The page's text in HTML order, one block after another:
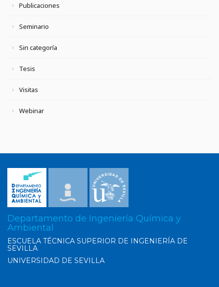
Publicaciones
Seminario
Sin categoría
Tesis
Visitas
Webinar
Departamento de Ingeniería Química y
Ambiental
ESCUELA TÉCNICA SUPERIOR DE INGENIERÍA DE
SEVILLA
UNIVERSIDAD DE SEVILLA